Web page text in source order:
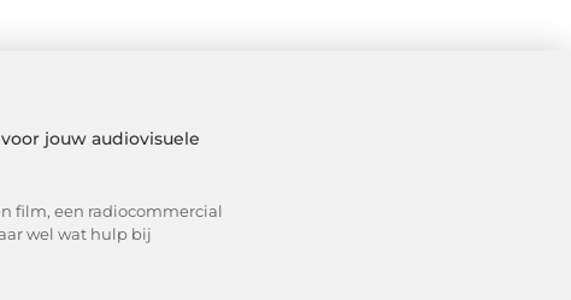
jouw audiovisuele
film, een radiocommercial
wel wat hulp bij